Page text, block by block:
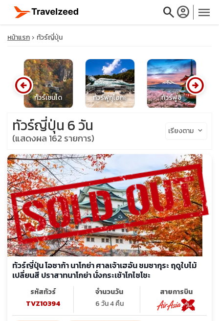
searchaccount_circle menu
close
travel_explore
calendar_month
search
หน้าแรก ทัวร์ญี่ปุ่น
ทัวร์เซนได ทัวร์ฟุกุโอกะ ทัวร์ฟูจิ
arrow_circle_left arrow_circle_right
ทัวร์ญี่ปุ่น 6 วัน
(แสดงผล 162 รายการ)
เรียงตาม keyboard_arrow_down
ทัวร์ญี่ปุ่น โอซาก้า นาโกย่า ศาลเจ้าเฮอัน ชมซากุระ ฤดูใบไม้
เปลี่ยนสี ปราสาทนาโกย่า นั่งกระเช้าโกไซโชะ
รหัสทัวร์
TVZ10394
จำนวนวัน
6 วัน 4 คืน
สายการบิน